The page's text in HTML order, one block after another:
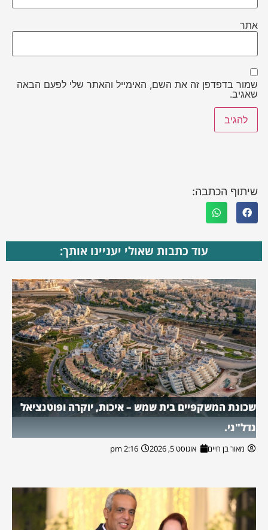
אתר
שמור בדפדפן זה את השם, האימייל והאתר שלי לפעם הבאה
שאגיב.
שיתוף הכתבה:
עוד כתבות שאולי יעניינו אותך:
שכונת המשקפיים בית שמש – איכות, יוקרה ופוטנציאל
נדל"ני.
מאור בן חיים אוגוסט 5, 2026 2:16 pm